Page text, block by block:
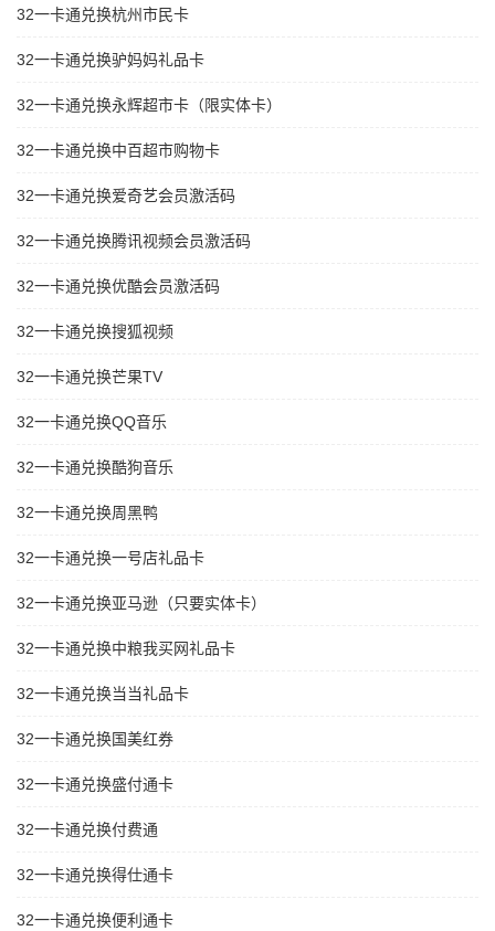
32一卡通兑换杭州市民卡
32一卡通兑换驴妈妈礼品卡
32一卡通兑换永辉超市卡（限实体卡）
32一卡通兑换中百超市购物卡
32一卡通兑换爱奇艺会员激活码
32一卡通兑换腾讯视频会员激活码
32一卡通兑换优酷会员激活码
32一卡通兑换搜狐视频
32一卡通兑换芒果TV
32一卡通兑换QQ音乐
32一卡通兑换酷狗音乐
32一卡通兑换周黑鸭
32一卡通兑换一号店礼品卡
32一卡通兑换亚马逊（只要实体卡）
32一卡通兑换中粮我买网礼品卡
32一卡通兑换当当礼品卡
32一卡通兑换国美红券
32一卡通兑换盛付通卡
32一卡通兑换付费通
32一卡通兑换得仕通卡
32一卡通兑换便利通卡